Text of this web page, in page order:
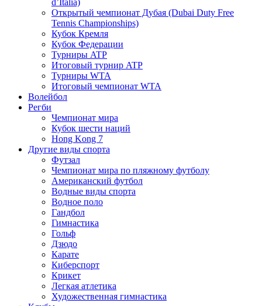
d’Italia)
Открытый чемпионат Дубая (Dubai Duty Free
Tennis Championships)
Кубок Кремля
Кубок Федерации
Турниры ATP
Итоговый турнир ATP
Турниры WTA
Итоговый чемпионат WTA
Волейбол
Регби
Чемпионат мира
Кубок шести наций
Hong Kong 7
Другие виды спорта
Футзал
Чемпионат мира по пляжному футболу
Американский футбол
Водные виды спорта
Водное поло
Гандбол
Гимнастика
Гольф
Дзюдо
Карате
Киберспорт
Крикет
Легкая атлетика
Художественная гимнастика